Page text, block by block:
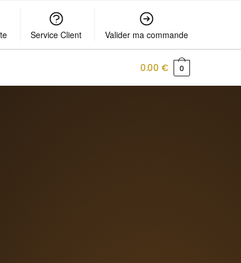
Service Client Valider ma commande
0.00 € 0